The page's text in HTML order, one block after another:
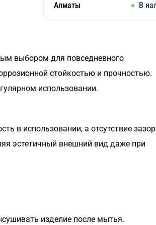
Алматы В
выбором для повседневного
стойкостью и прочностью.
использовании.
в использовании, а отсутствие
эстетичный внешний вид даже при
изделие после мытья.